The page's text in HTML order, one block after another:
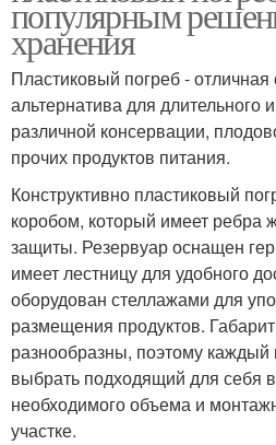
популярным
хранения
Пластиковый погреб -
альтернатива для длительного
различной консервации,
прочих продуктов питания.
Конструктивно пластиковый
коробом, который имеет ребра
защиты. Резервуар оснащен
имеет лестницу для удобного
оборудован стеллажами для
размещения продуктов.
разнообразны, поэтому каждый
выбрать подходящий для себя
необходимого объема и
участке.